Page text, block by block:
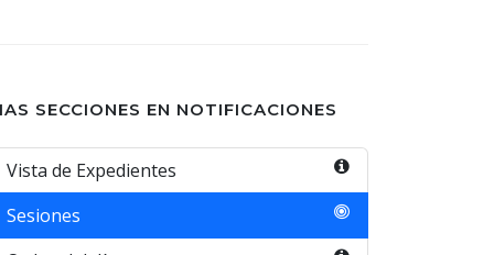
SECCIONES EN NOTIFICACIONES
Vista de Expedientes
Sesiones